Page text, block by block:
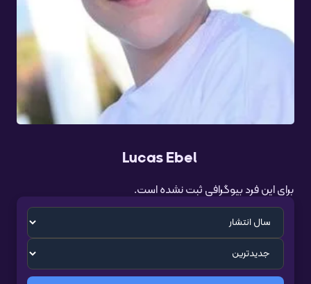
Lucas Ebel
برای این فرد بیوگرافی ثبت نشده است.